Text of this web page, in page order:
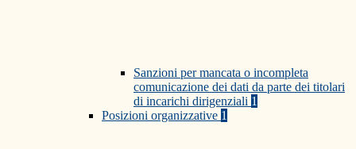
Sanzioni per mancata o incompleta
comunicazione dei dati da parte dei titolari
di incarichi dirigenziali 1
Posizioni organizzative 1